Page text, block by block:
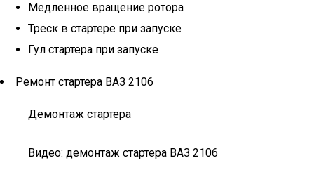
Медленное вращение ротора
Треск в стартере при запуске
Гул стартера при запуске
Ремонт стартера ВАЗ 2106
Демонтаж стартера
Видео: демонтаж стартера ВАЗ 2106